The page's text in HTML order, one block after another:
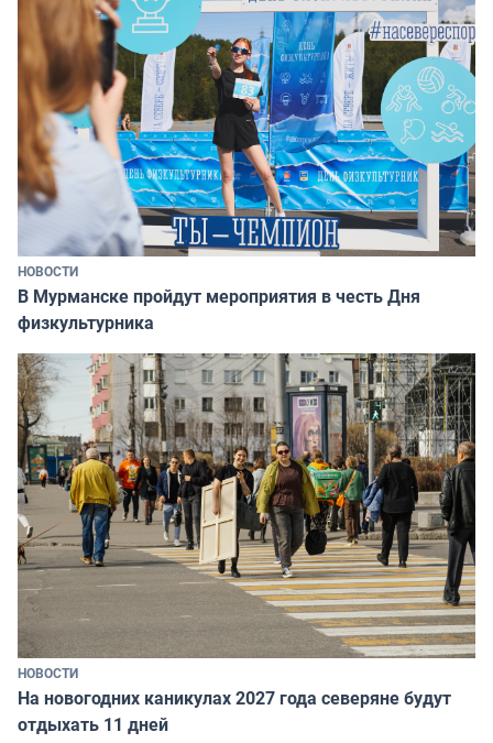
НОВОСТИ
В Мурманске пройдут мероприятия в честь Дня
физкультурника
НОВОСТИ
На новогодних каникулах 2027 года северяне будут
отдыхать 11 дней